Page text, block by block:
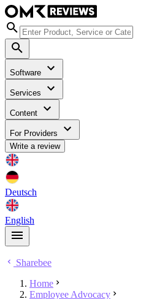
Software
Services
Content
For Providers
Write a review
Deutsch
English
Sharebee
Home
Employee Advocacy